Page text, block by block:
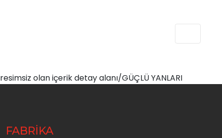
resimsiz olan içerik detay alanı/GÜÇLÜ YANLARI
FABRİKA